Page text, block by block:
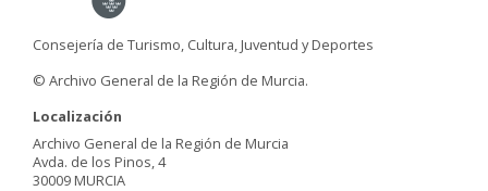
Consejería de Turismo, Cultura, Juventud y Deportes
© Archivo General de la Región de Murcia.
Localización
Archivo General de la Región de Murcia
Avda. de los Pinos, 4
30009 MURCIA